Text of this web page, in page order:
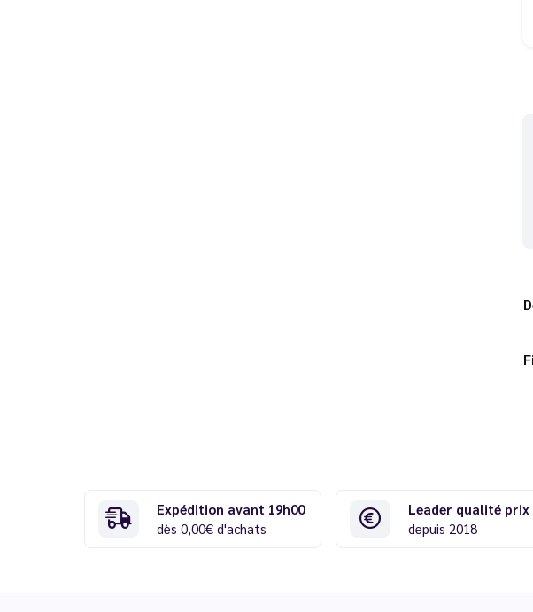
Expédition avant 19h00
dès 0,00€ d'achats
Leader qualité prix
depuis 2018